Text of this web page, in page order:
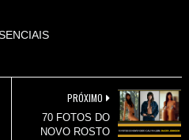
PRÓXIMO
70 FOTOS DO
NOVO ROSTO